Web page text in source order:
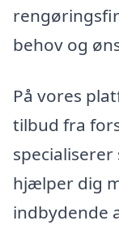
behov og
På vores
tilbud fra
hjælper dig
indbydende